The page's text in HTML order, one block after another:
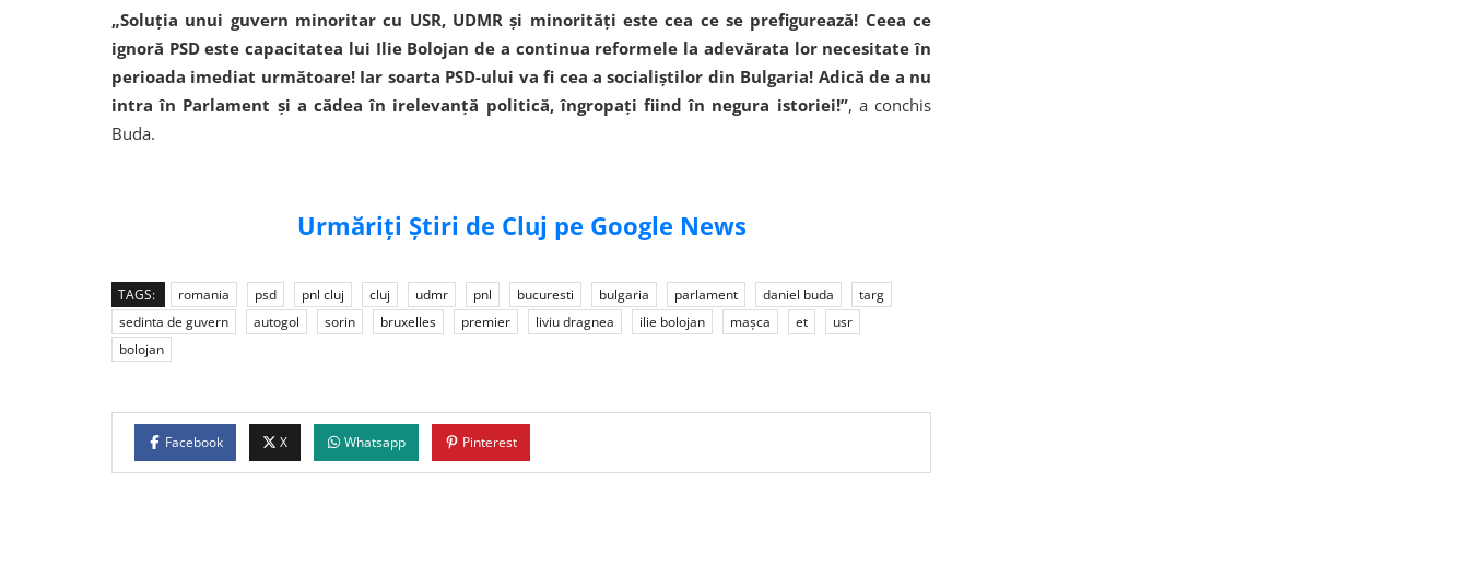
„Soluția unui guvern minoritar cu USR, UDMR și minorități este cea ce se prefigurează! Ceea ce
ignoră PSD este capacitatea lui Ilie Bolojan de a continua reformele la adevărata lor necesitate în
perioada imediat următoare! Iar soarta PSD-ului va fi cea a socialiștilor din Bulgaria! Adică de a nu
intra în Parlament și a cădea în irelevanță politică, îngropați fiind în negura istoriei!”, a conchis
Buda.
Urmăriți Știri de Cluj pe Google News
TAGS: romania psd pnl cluj cluj udmr pnl bucuresti bulgaria parlament daniel buda
targ
sedinta de guvern
autogol sorin bruxelles premier liviu dragnea ilie bolojan mașca et
usr
bolojan
Facebook X Whatsapp Pinterest